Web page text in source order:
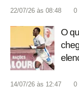
22/07/26 às 08:48 0
O
14/07/26 às 12:47 0